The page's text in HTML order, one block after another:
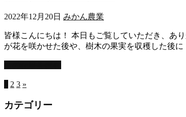
2022年12月20日 みかん農業
皆様こんにちは！ 本日もご覧していただき、あ
が花を咲かせた後や、樹木の果実を収穫した後
2 3 »
カテゴリー